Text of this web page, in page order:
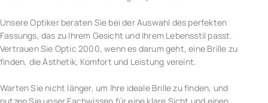
Unsere Optiker beraten Sie bei der Auswahl des perfekten
Fassungs, das zu Ihrem Gesicht und Ihrem Lebensstil passt.
Vertrauen Sie Optic 2000, wenn es darum geht, eine Brille zu
finden, die Ästhetik, Komfort und Leistung vereint.
Warten Sie nicht länger, um Ihre ideale Brille zu finden, und